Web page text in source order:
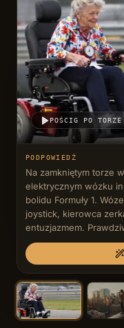
POŚCIG PO TORZE
PODPOWIEDŹ
Na zamkniętym torze
elektrycznym wózku
bolidu Formuły 1.
joystick, kierowca
entuzjazmem.